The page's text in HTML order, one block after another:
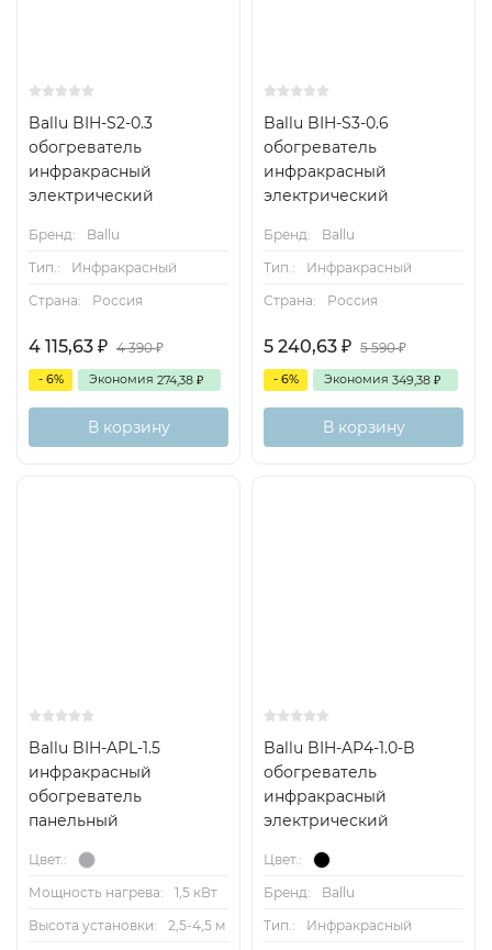
Ballu BIH-S2-0.3
обогреватель
инфракрасный
электрический
Бренд:
Ballu
Тип.:
Инфракрасный
Страна:
Россия
4 115,63 ₽ 4 390₽
- 6% Экономия 274,38 ₽
В корзину
Ballu BIH-S3-0.6
обогреватель
инфракрасный
электрический
Бренд:
Ballu
Тип.:
Инфракрасный
Страна:
Россия
5 240,63 ₽ 5 590₽
- 6% Экономия 349,38 ₽
В корзину
Ballu BIH-APL-1.5
инфракрасный
обогреватель
панельный
Цвет.:
Мощность нагрева:
1,5 кВт
Высота установки:
2,5-4,5 м
Ballu BIH-AP4-1.0-B
обогреватель
инфракрасный
электрический
Цвет.:
Бренд:
Ballu
Тип.:
Инфракрасный